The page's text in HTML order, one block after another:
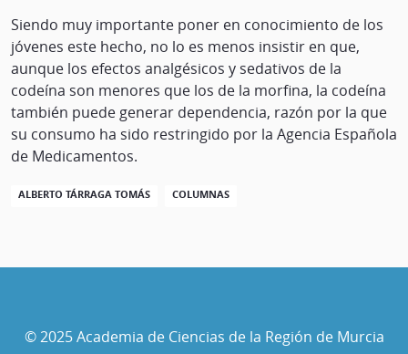
Siendo muy importante poner en conocimiento de los
jóvenes este hecho, no lo es menos insistir en que,
aunque los efectos analgésicos y sedativos de la
codeína son menores que los de la morfina, la codeína
también puede generar dependencia, razón por la que
su consumo ha sido restringido por la Agencia Española
de Medicamentos.
ALBERTO TÁRRAGA TOMÁS COLUMNAS
© 2025 Academia de Ciencias de la Región de Murcia